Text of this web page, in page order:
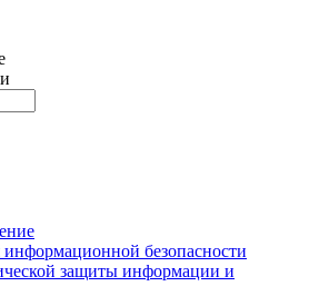
информационной безопасности
защиты информации и